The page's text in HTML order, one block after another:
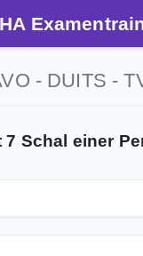
- DUITS -
7 Schal einer